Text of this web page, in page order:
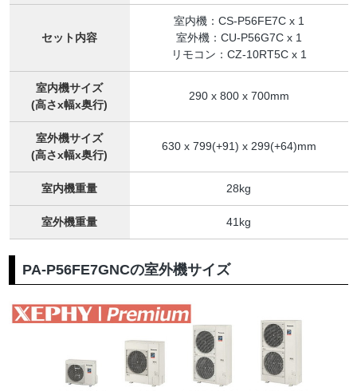
セット内容
室内機：CS-P56FE7C x 1
室外機：CU-P56G7C x 1
リモコン：CZ-10RT5C x 1
室内機サイズ
(高さx幅x奥行)
290 x 800 x 700mm
室外機サイズ
(高さx幅x奥行)
630 x 799(+91) x 299(+64)mm
室内機重量 28kg
室外機重量 41kg
PA-P56FE7GNCの室外機サイズ